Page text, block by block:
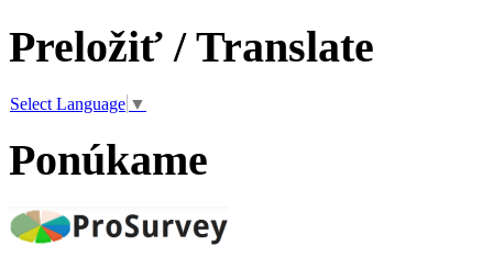
Preložiť / Translate
Select Language ▼
Ponúkame